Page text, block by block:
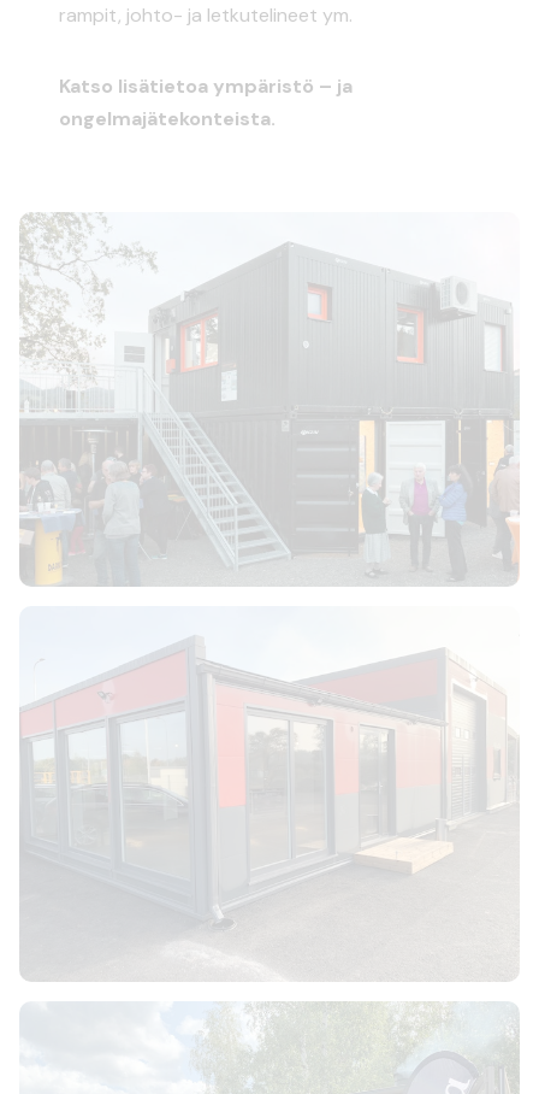
rampit, johto- ja letkutelineet ym.
Katso lisätietoa ympäristö – ja
ongelmajätekonteista.